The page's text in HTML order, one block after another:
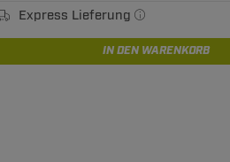
Express Lieferung
IN DEN WARENKORB